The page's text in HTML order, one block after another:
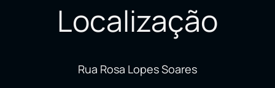
Localização
Rua Rosa Lopes Soares